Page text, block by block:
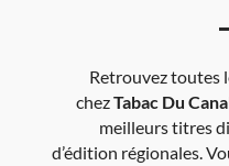
Retrouvez toutes
chezTabac Du
meilleurs titres
d’édition régionales.